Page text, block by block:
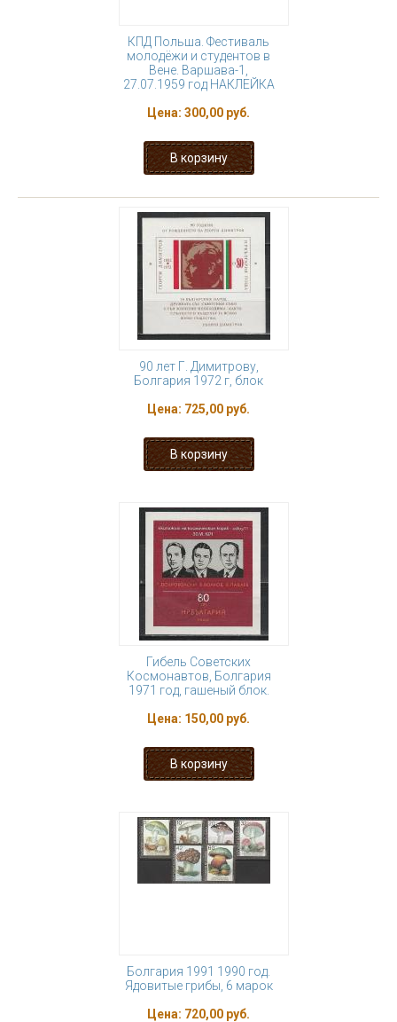
КПД Польша. Фестиваль
молодёжи и студентов в
Вене. Варшава-1,
27.07.1959 год НАКЛЕЙКА
Цена: 300,00 руб.
90 лет Г. Димитрову,
Болгария 1972 г, блок
Цена: 725,00 руб.
Гибель Советских
Космонавтов, Болгария
1971 год, гашеный блок.
Цена: 150,00 руб.
Болгария 1991 1990 год.
Ядовитые грибы, 6 марок
Цена: 720,00 руб.